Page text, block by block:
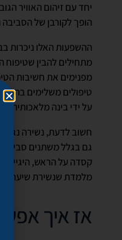
יחד עם זיהום האוויר
הופך לקורבן של הסביבה
ההשפעות האלו ניכרות
מתחילים להבין שטיפוח
מפנימים את חשיבות
טיפולים משלימים
על ידי בינה מלאכותית
חשוב לדעת, נשירה
גם בגלל משתנים
קסדה על הראש,
מלמדת שנשירת שיער
אז איך